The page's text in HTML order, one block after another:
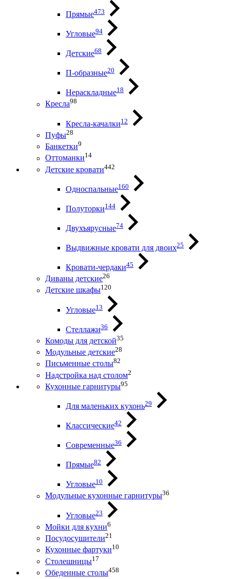
Прямые473
Угловые94
Детские68
П-образные20
Нераскладные18
Кресла98
Кресла-качалки12
Пуфы28
Банкетки9
Оттоманки14
Детские кровати442
Односпальные160
Полуторки144
Двухъярусные74
Выдвижные кровати для двоих25
Кровати-чердаки45
Диваны детские26
Детские шкафы120
Угловые13
Стеллажи36
Комоды для детской35
Модульные детские28
Письменные столы82
Надстройка над столом2
Кухонные гарнитуры95
Для маленьких кухонь29
Классические42
Современные36
Прямые82
Угловые10
Модульные кухонные гарнитуры36
Угловые23
Мойки для кухни6
Посудосушители21
Кухонные фартуки10
Столешницы17
Обеденные столы458